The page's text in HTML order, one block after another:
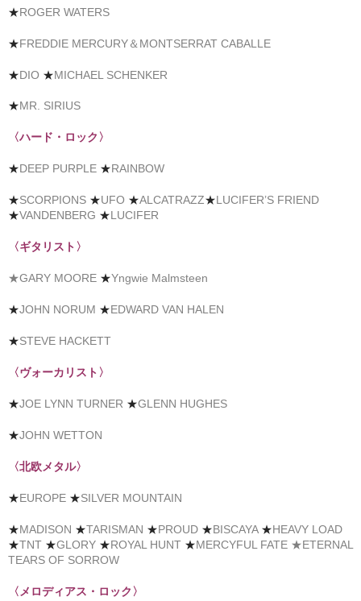
★ROGER WATERS
★FREDDIE MERCURY＆MONTSERRAT CABALLE
★DIO ★MICHAEL SCHENKER
★MR. SIRIUS
〈ハード・ロック〉
★DEEP PURPLE ★RAINBOW
★SCORPIONS ★UFO ★ALCATRAZZ★LUCIFER’S FRIEND
★VANDENBERG ★LUCIFER
〈ギタリスト〉
★GARY MOORE ★Yngwie Malmsteen
★JOHN NORUM ★EDWARD VAN HALEN
★STEVE HACKETT
〈ヴォーカリスト〉
★JOE LYNN TURNER ★GLENN HUGHES
★JOHN WETTON
〈北欧メタル〉
★EUROPE ★SILVER MOUNTAIN
★MADISON ★TARISMAN ★PROUD ★BISCAYA★HEAVY LOAD
★TNT ★GLORY ★ROYAL HUNT ★MERCYFUL FATE ★ETERNAL
TEARS OF SORROW
〈メロディアス・ロック〉